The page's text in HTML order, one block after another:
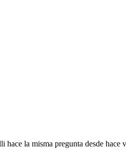
la misma pregunta desde hace